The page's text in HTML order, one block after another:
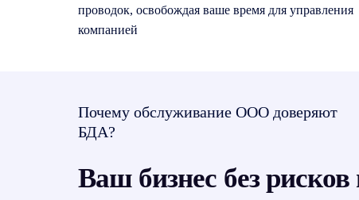
проводок, освобождая ваше время для управления
компанией
Почему обслуживание ООО доверяют
БДА?
Ваш бизнес без рисков